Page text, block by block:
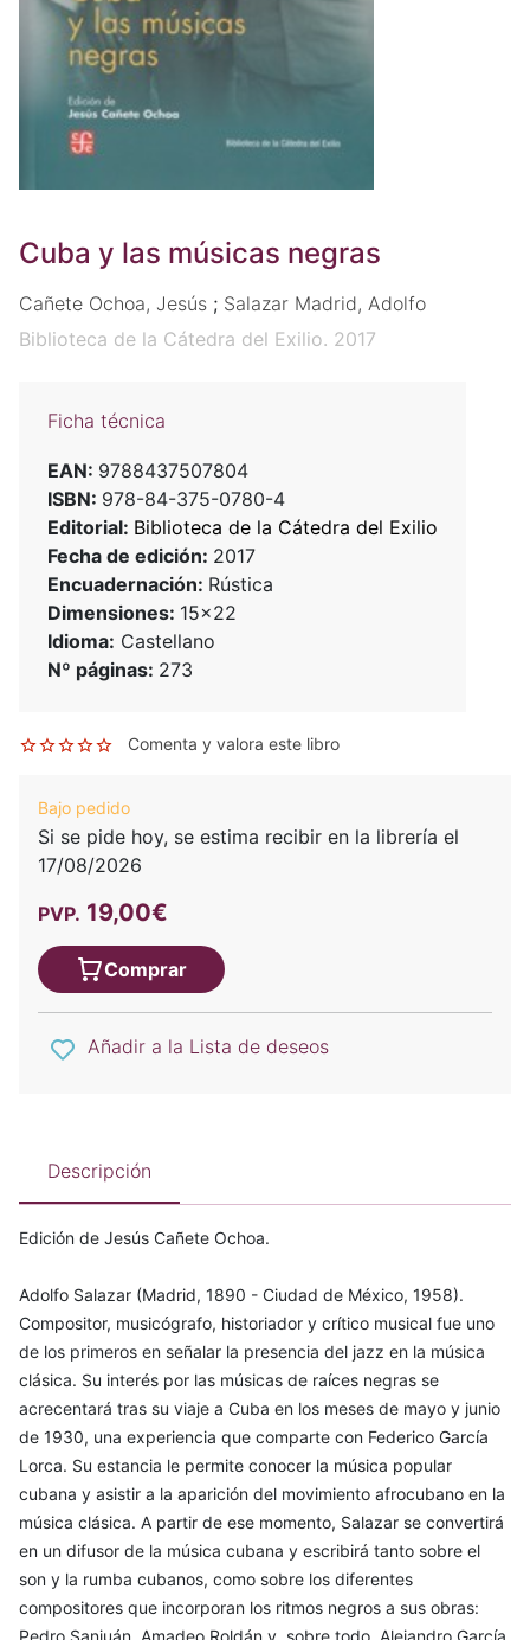
Cuba y las músicas negras
Cañete Ochoa, Jesús ; Salazar Madrid, Adolfo
Biblioteca de la Cátedra del Exilio. 2017
Ficha técnica
EAN: 9788437507804
ISBN: 978-84-375-0780-4
Editorial: Biblioteca de la Cátedra del Exilio
Fecha de edición: 2017
Encuadernación: Rústica
Dimensiones: 15x22
Idioma: Castellano
Nº páginas: 273
Comenta y valora este libro
Bajo pedido
Si se pide hoy, se estima recibir en la librería el
17/08/2026
PVP. 19,00€
Comprar
Añadir a la Lista de deseos
Descripción
Edición de Jesús Cañete Ochoa.
Adolfo Salazar (Madrid, 1890 - Ciudad de México, 1958).
Compositor, musicógrafo, historiador y crítico musical fue uno
de los primeros en señalar la presencia del jazz en la música
clásica. Su interés por las músicas de raíces negras se
acrecentará tras su viaje a Cuba en los meses de mayo y junio
de 1930, una experiencia que comparte con Federico García
Lorca. Su estancia le permite conocer la música popular
cubana y asistir a la aparición del movimiento afrocubano en la
música clásica. A partir de ese momento, Salazar se convertirá
en un difusor de la música cubana y escribirá tanto sobre el
son y la rumba cubanos, como sobre los diferentes
compositores que incorporan los ritmos negros a sus obras:
Pedro Sanjuán, Amadeo Roldán y, sobre todo, Alejandro García